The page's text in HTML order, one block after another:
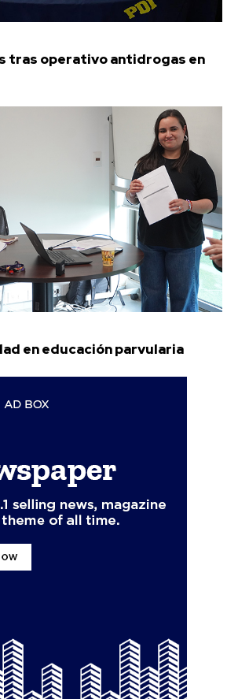
tras operativo antidrogas en
en educación parvularia